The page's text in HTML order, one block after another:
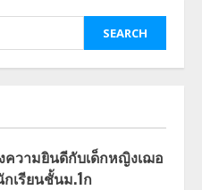
ความยินดีกับเด็กหญิงเฌอ
เรียนชั้นม.1ก